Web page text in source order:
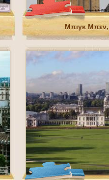
Μπιγκ Μπεν,